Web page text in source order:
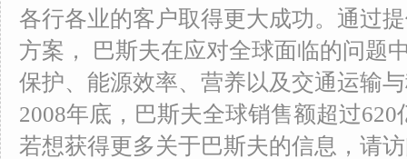
各行各业的客户取得更大成功。通过
方案， 巴斯夫在应对全球面临的问题
保护、能源效率、营养以及交通运输
2008年底，巴斯夫全球销售额超过620
若想获得更多关于巴斯夫的信息，请访